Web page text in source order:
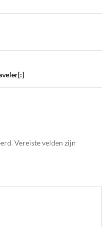
Vereiste velden zijn